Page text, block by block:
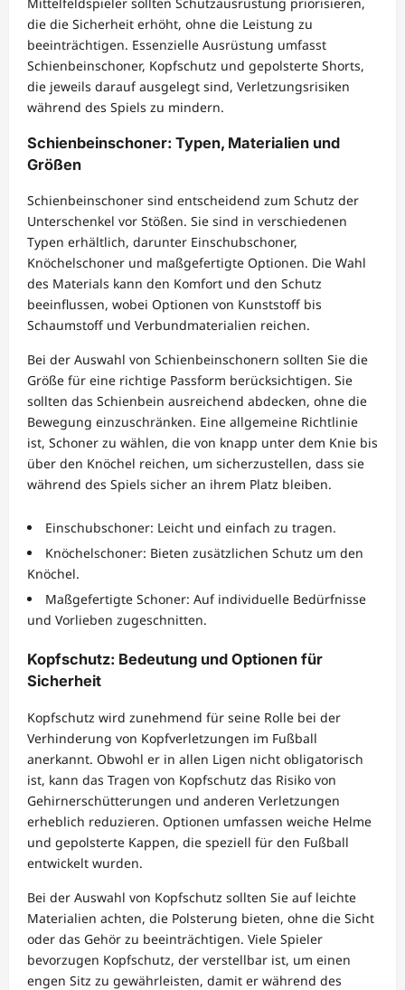
die die Sicherheit erhöht, ohne die Leistung zu
beeinträchtigen. Essenzielle Ausrüstung umfasst
Schienbeinschoner, Kopfschutz und gepolsterte Shorts,
die jeweils darauf ausgelegt sind, Verletzungsrisiken
während des Spiels zu mindern.
Schienbeinschoner: Typen, Materialien und
Größen
Schienbeinschoner sind entscheidend zum Schutz der
Unterschenkel vor Stößen. Sie sind in verschiedenen
Typen erhältlich, darunter Einschubschoner,
Knöchelschoner und maßgefertigte Optionen. Die Wahl
des Materials kann den Komfort und den Schutz
beeinflussen, wobei Optionen von Kunststoff bis
Schaumstoff und Verbundmaterialien reichen.
Bei der Auswahl von Schienbeinschonern sollten Sie die
Größe für eine richtige Passform berücksichtigen. Sie
sollten das Schienbein ausreichend abdecken, ohne die
Bewegung einzuschränken. Eine allgemeine Richtlinie
ist, Schoner zu wählen, die von knapp unter dem Knie bis
über den Knöchel reichen, um sicherzustellen, dass sie
während des Spiels sicher an ihrem Platz bleiben.
Einschubschoner: Leicht und einfach zu tragen.
Knöchelschoner: Bieten zusätzlichen Schutz um den
Knöchel.
Maßgefertigte Schoner: Auf individuelle Bedürfnisse
und Vorlieben zugeschnitten.
Kopfschutz: Bedeutung und Optionen für
Sicherheit
Kopfschutz wird zunehmend für seine Rolle bei der
Verhinderung von Kopfverletzungen im Fußball
anerkannt. Obwohl er in allen Ligen nicht obligatorisch
ist, kann das Tragen von Kopfschutz das Risiko von
Gehirnerschütterungen und anderen Verletzungen
erheblich reduzieren. Optionen umfassen weiche Helme
und gepolsterte Kappen, die speziell für den Fußball
entwickelt wurden.
Bei der Auswahl von Kopfschutz sollten Sie auf leichte
Materialien achten, die Polsterung bieten, ohne die Sicht
oder das Gehör zu beeinträchtigen. Viele Spieler
bevorzugen Kopfschutz, der verstellbar ist, um einen
engen Sitz zu gewährleisten, damit er während des